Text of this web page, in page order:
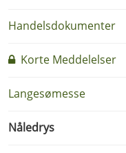
Handelsdokumenter
Korte Meddelelser
Langesømesse
Nåledrys